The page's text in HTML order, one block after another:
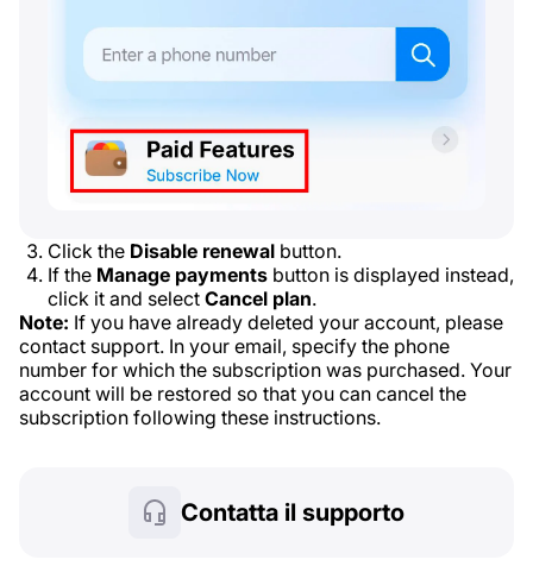
Click the Disable renewal button.
If the Manage payments button is displayed instead,
click it and select Cancel plan.
Note: If you have already deleted your account, please
contact support. In your email, specify the phone
number for which the subscription was purchased. Your
account will be restored so that you can cancel the
subscription following these instructions.
Contatta il supporto